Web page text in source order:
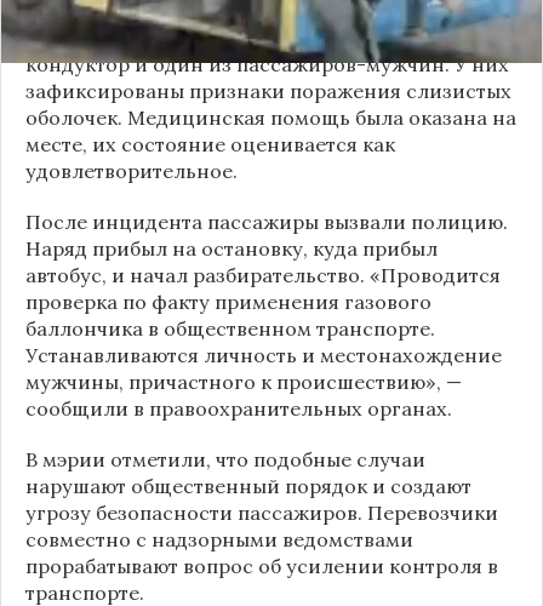
По предварительным данным, пострадали
кондуктор и один из пассажиров-мужчин. У них
зафиксированы признаки поражения слизистых
оболочек. Медицинская помощь была оказана на
месте, их состояние оценивается как
удовлетворительное.
После инцидента пассажиры вызвали полицию.
Наряд прибыл на остановку, куда прибыл
автобус, и начал разбирательство. «Проводится
проверка по факту применения газового
баллончика в общественном транспорте.
Устанавливаются личность и местонахождение
мужчины, причастного к происшествию», —
сообщили в правоохранительных органах.
В мэрии отметили, что подобные случаи
нарушают общественный порядок и создают
угрозу безопасности пассажиров. Перевозчики
совместно с надзорными ведомствами
прорабатывают вопрос об усилении контроля в
транспорте.